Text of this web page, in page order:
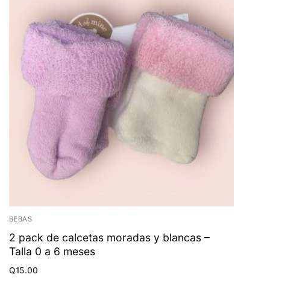
BEBAS
2 pack de calcetas moradas y blancas –
Talla 0 a 6 meses
Q15.00